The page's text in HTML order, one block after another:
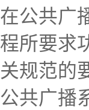
在公共广
程所要求
关规范的
公共广播